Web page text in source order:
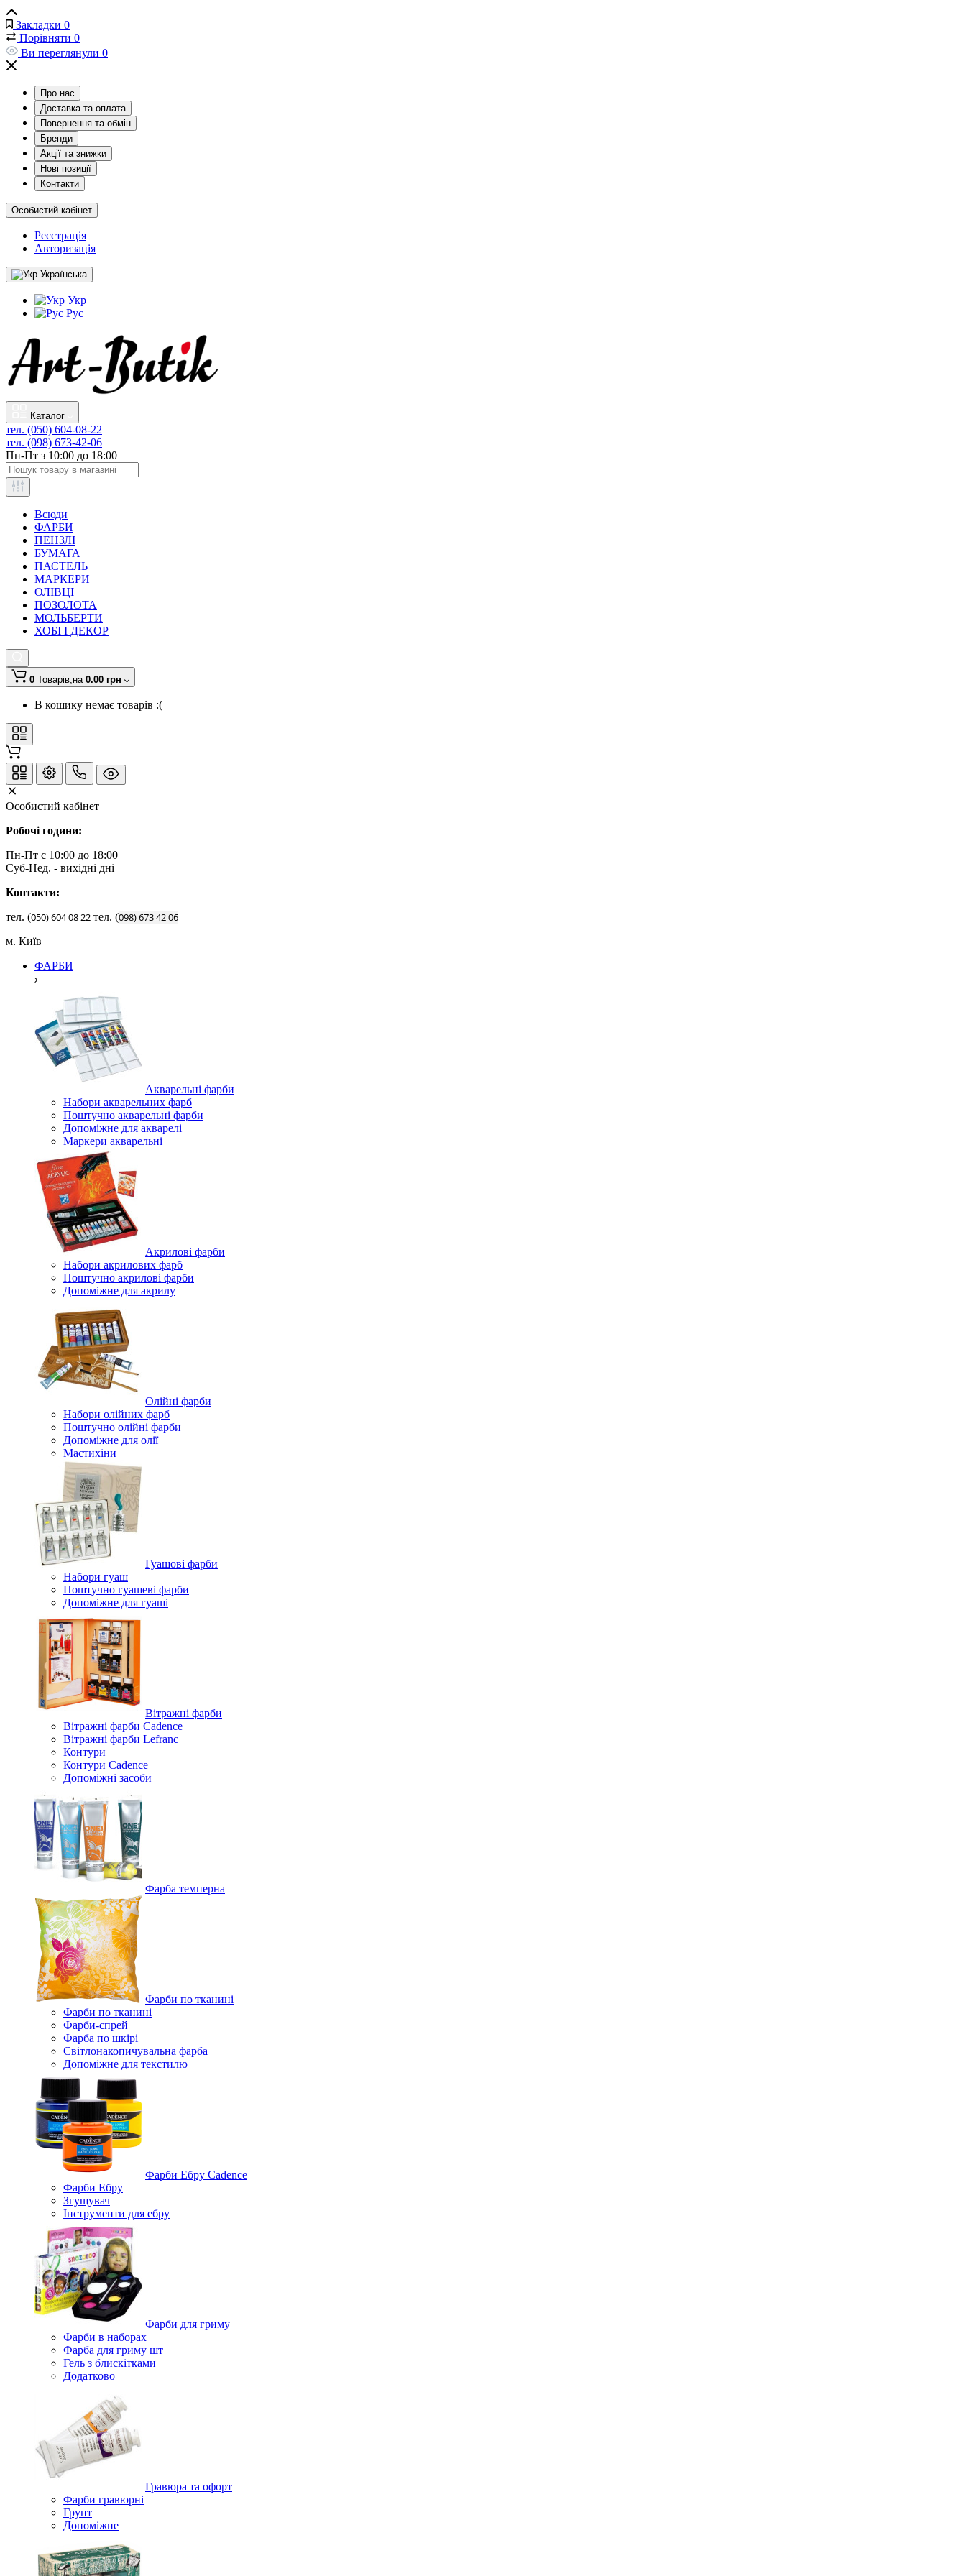
Закладки 0
Порівняти 0
Ви переглянули 0
Про нас
Доставка та оплата
Повернення та обмін
Бренди
Акції та знижки
Нові позиції
Контакти
Особистий кабінет
Реєстрація
Авторизація
Українська
Укр
Рус
Каталог
тел. (050) 604-08-22
тел. (098) 673-42-06
Пн-Пт з 10:00 до 18:00
Всюди
ФАРБИ
ПЕНЗЛІ
БУМАГА
ПАСТЕЛЬ
МАРКЕРИ
ОЛІВЦІ
ПОЗОЛОТА
МОЛЬБЕРТИ
ХОБІ І ДЕКОР
0 Товарів,на 0.00 грн
В кошику немає товарів :(
Особистий кабінет
Робочі години:
Пн-Пт с 10:00 до 18:00
Суб-Нед. - вихідні дні
Контакти:
тел. (050)6040822 тел. (098)6734206
м. Київ
ФАРБИ
Акварельні фарби
Набори акварельних фарб
Поштучно акварельні фарби
Допоміжне для акварелі
Маркери акварельні
Акрилові фарби
Набори акрилових фарб
Поштучно акрилові фарби
Допоміжне для акрилу
Олійні фарби
Набори олійних фарб
Поштучно олійні фарби
Допоміжне для олії
Мастихіни
Гуашові фарби
Набори гуаш
Поштучно гуашеві фарби
Допоміжне для гуаші
Вітражні фарби
Вітражні фарби Cadence
Вітражні фарби Lefranc
Контури
Контури Cadence
Допоміжні засоби
Фарба темперна
Фарби по тканині
Фарби по тканині
Фарби-спрей
Фарба по шкірі
Світлонакопичувальна фарба
Допоміжне для текстилю
Фарби Ебру Cadence
Фарби Ебру
Згущувач
Інструменти для ебру
Фарби для гриму
Фарби в наборах
Фарба для гриму шт
Гель з блискітками
Додатково
Гравюра та офорт
Фарби гравюрні
Грунт
Допоміжне